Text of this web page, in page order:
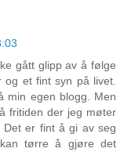
gått glipp av å følge
et fint syn på livet.
min egen blogg. Men
fritiden der jeg møter
Det er fint å gi av seg
tørre å gjøre det